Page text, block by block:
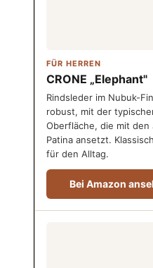
FÜR HERREN
CRONE „Elephant"
Rindsleder im Nubuk-
robust, mit der
Oberfläche, die mit den
Patina ansetzt.
für den Alltag.
Bei Amazon